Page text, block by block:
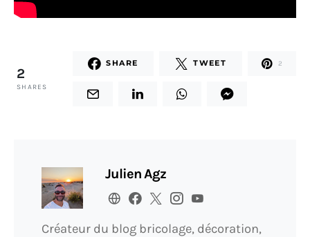
2
SHARES
SHARE TWEET 2
Julien Agz
Créateur du blog bricolage, décoration,